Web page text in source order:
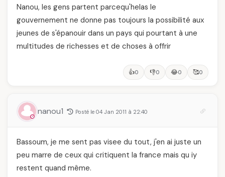
Nanou, les gens partent parcequ'helas le
gouvernement ne donne pas toujours la possibilité aux
jeunes de s'épanouir dans un pays qui pourtant à une
multitudes de richesses et de choses à offrir
👍0 👎0 😂0 🥰0
nanou1 Posté le 04 Jan 2011 à 22:40
Bassoum, je me sent pas visee du tout, j'en ai juste un
peu marre de ceux qui critiquent la france mais qu iy
restent quand même.